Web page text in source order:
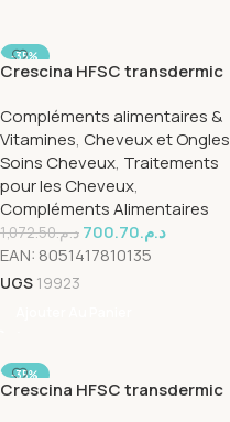
-35%
Crescina HFSC transdermic
Compléments alimentaires &
Vitamines, Cheveux et Ongles
Soins Cheveux, Traitements
pour les Cheveux,
Compléments Alimentaires
د.م.1,072.50 د.م.700.70
EAN: 8051417810135
UGS 19923
-35%
Crescina HFSC transdermic